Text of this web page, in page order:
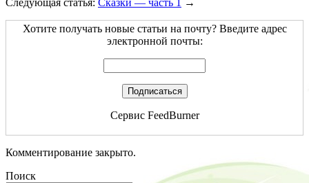
Следующая статья: Сказки — часть 1 →
Хотите получать новые статьи на почту? Введите адрес
электронной почты:
Сервис FeedBurner
Комментирование закрыто.
Поиск